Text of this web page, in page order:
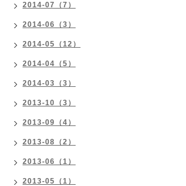
2014-07（7）
2014-06（3）
2014-05（12）
2014-04（5）
2014-03（3）
2013-10（3）
2013-09（4）
2013-08（2）
2013-06（1）
2013-05（1）